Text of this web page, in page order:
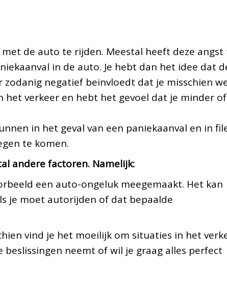
de auto te rijden. Meestal heeft deze angst
in de auto. Je hebt dan het idee dat
negatief beïnvloedt dat je misschien
het verkeer en hebt het gevoel dat je minder of
in het geval van een paniekaanval en in
te komen.
andere factoren. Namelijk:
een auto-ongeluk meegemaakt. Het kan
je moet autorijden of dat bepaalde
vind je het moeilijk om situaties in het
neemt of wil je graag alles perfect